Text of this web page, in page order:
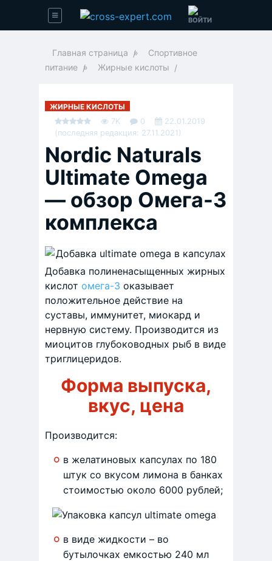
Главная страница »
Спортивное
питание » Жирные кислоты
ЖИРНЫЕ КИСЛОТЫ
7K
0
22.01.2019
(последняя редакция: 27.11.2021)
Nordic Naturals
Ultimate Omega
— обзор Омега-3
комплекса
Добавка полиненасыщенных жирных
кислот омега-3 оказывает
положительное действие на
суставы, иммунитет, миокард и
нервную систему. Производится из
миоцитов глубоководных рыб в виде
триглицеридов.
Форма выпуска,
вкус, цена
Производится:
в желатиновых капсулах по 180
штук со вкусом лимона в банках
стоимостью около 6000 рублей;
в виде жидкости – во
бутылочках емкостью 240 мл